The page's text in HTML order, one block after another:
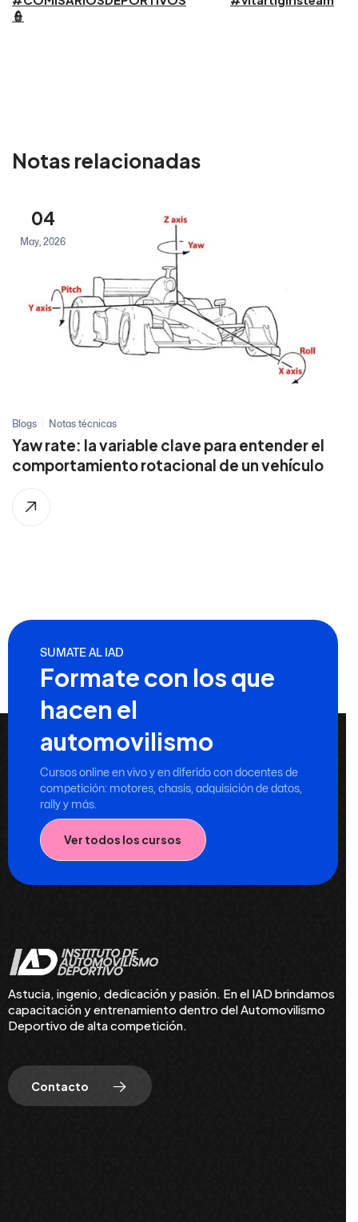
👮
Notas relacionadas
04
May, 2026
Blogs Notas técnicas
Yaw rate: la variable clave para entender el
comportamiento rotacional de un vehículo
SUMATE AL IAD
Formate con los que
hacen el
automovilismo
Cursos online en vivo y en diferido con docentes de
competición: motores, chasis, adquisición de datos,
rally y más.
Ver todos los cursos
Astucia, ingenio, dedicación y pasión. En el IAD brindamos
capacitación y entrenamiento dentro del Automovilismo
Deportivo de alta competición.
Contacto